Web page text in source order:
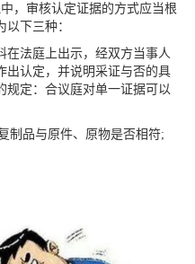
，审核认定证据的方式应当根
下三种：
在法庭上出示，经双方当事人
出认定，并说明采证与否的具
规定：合议庭对单一证据可以
制品与原件、原物是否相符;